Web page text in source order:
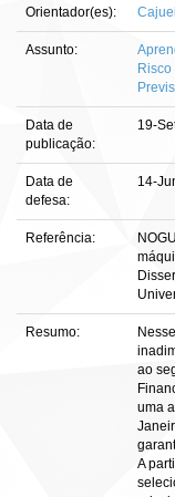
Orientador(es):
Assunto:
Data de
publicação:
19-
Data de
defesa:
14-
Referência:
Resumo:
ao
uma
A